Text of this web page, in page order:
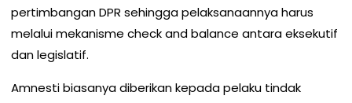
pertimbangan DPR sehingga pelaksanaannya harus
melalui mekanisme check and balance antara eksekutif
dan legislatif.
Amnesti biasanya diberikan kepada pelaku tindak